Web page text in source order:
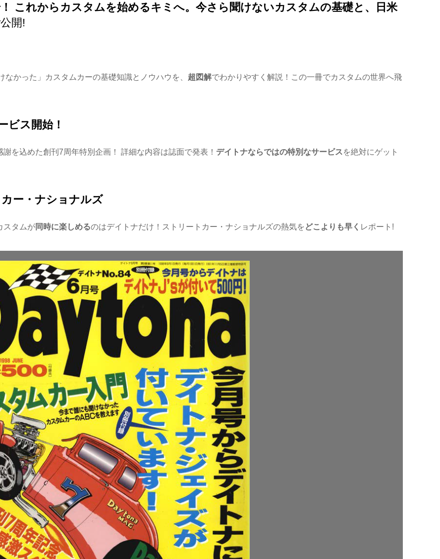
！ これからカスタムを始めるキミへ。今さら聞けないカスタムの基礎と、日米
開!
なかった」カスタムカーの基礎知識とノウハウを、 超図解でわかりやすく解説！この一冊でカスタムの世界へ飛
ビス開始！
謝を込めた創刊7周年特別企画！ 詳細な内容は誌面で発表！ デイトナならではの特別なサービスを絶対にゲット
ー・ナショナルズ
スタムが同時に楽しめるのはデイトナだけ！ストリートカー・ナショナルズの熱気を どこよりも早く レポート!